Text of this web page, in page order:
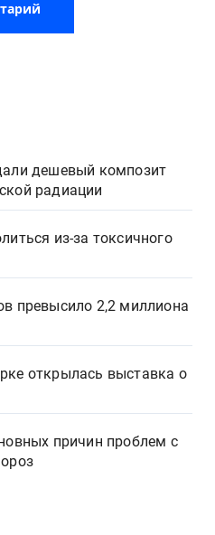
дешевый композит
радиации
из-за токсичного
превысило 2,2 миллиона
открылась выставка о
причин проблем с